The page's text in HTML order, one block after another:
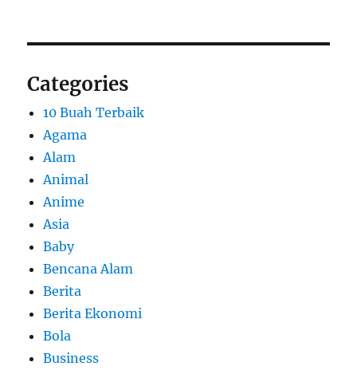
Categories
10 Buah Terbaik
Agama
Alam
Animal
Anime
Asia
Baby
Bencana Alam
Berita
Berita Ekonomi
Bola
Business